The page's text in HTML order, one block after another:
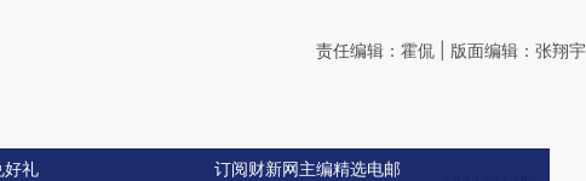
责任编辑：霍侃 | 版面编辑：张翔宇
好礼 订阅财新网主编精选电邮